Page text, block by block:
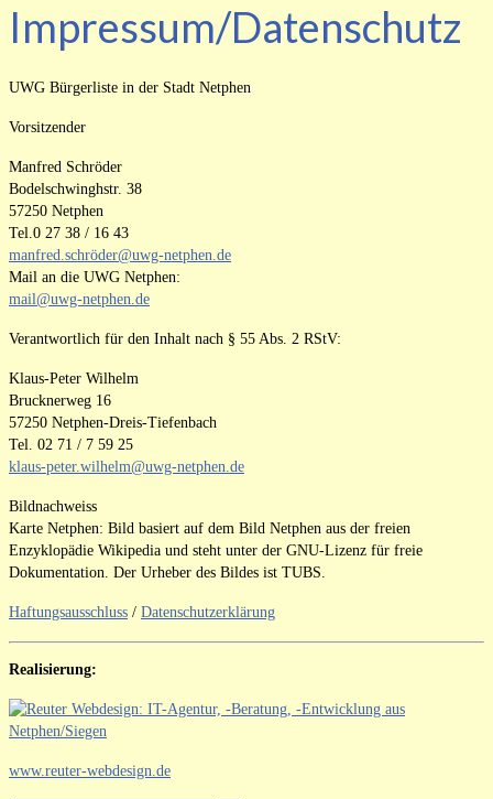
Impressum/Datenschutz
UWG Bürgerliste in der Stadt Netphen
Vorsitzender
Manfred Schröder
Bodelschwinghstr. 38
57250 Netphen
Tel.0 27 38 / 16 43
manfred.schröder@uwg-netphen.de
Mail an die UWG Netphen:
mail@uwg-netphen.de
Verantwortlich für den Inhalt nach § 55 Abs. 2 RStV:
Klaus-Peter Wilhelm
Brucknerweg 16
57250 Netphen-Dreis-Tiefenbach
Tel. 02 71 / 7 59 25
klaus-peter.wilhelm@uwg-netphen.de
Bildnachweiss
Karte Netphen: Bild basiert auf dem Bild Netphen aus der freien
Enzyklopädie Wikipedia und steht unter der GNU-Lizenz für freie
Dokumentation. Der Urheber des Bildes ist TUBS.
Haftungsausschluss / Datenschutzerklärung
Realisierung:
www.reuter-webdesign.de